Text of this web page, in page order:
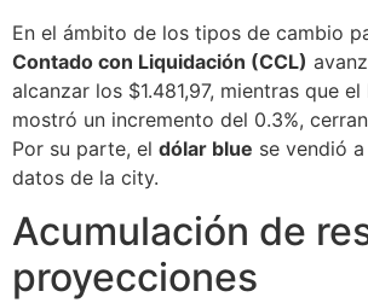
En el ámbito de los tipos de cambio
Contado con Liquidación (CCL)
alcanzar los $1.481,97, mientras que el
mostró un incremento del 0.3%,
Por su parte, el dólar blue se vendió
datos de la city.
Acumulación de
proyecciones